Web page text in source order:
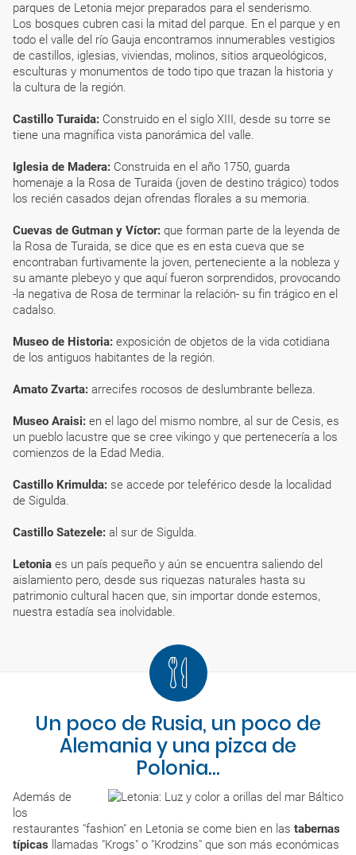
parques de Letonia mejor preparados para el senderismo.
Los bosques cubren casi la mitad del parque. En el parque y en
todo el valle del río Gauja encontramos innumerables vestigios
de castillos, iglesias, viviendas, molinos, sitios arqueológicos,
esculturas y monumentos de todo tipo que trazan la historia y
la cultura de la región.
Castillo Turaida: Construido en el siglo XIII, desde su torre se
tiene una magnífica vista panorámica del valle.
Iglesia de Madera: Construida en el año 1750, guarda
homenaje a la Rosa de Turaida (joven de destino trágico) todos
los recién casados dejan ofrendas florales a su memoria.
Cuevas de Gutman y Víctor: que forman parte de la leyenda de
la Rosa de Turaida, se dice que es en esta cueva que se
encontraban furtivamente la joven, perteneciente a la nobleza y
su amante plebeyo y que aquí fueron sorprendidos, provocando
-la negativa de Rosa de terminar la relación- su fin trágico en el
cadalso.
Museo de Historia: exposición de objetos de la vida cotidiana
de los antiguos habitantes de la región.
Amato Zvarta: arrecifes rocosos de deslumbrante belleza.
Museo Araisi: en el lago del mismo nombre, al sur de Cesis, es
un pueblo lacustre que se cree vikingo y que pertenecería a los
comienzos de la Edad Media.
Castillo Krimulda: se accede por teleférico desde la localidad
de Sigulda.
Castillo Satezele: al sur de Sigulda.
Letonia es un país pequeño y aún se encuentra saliendo del
aislamiento pero, desde sus riquezas naturales hasta su
patrimonio cultural hacen que, sin importar donde estemos,
nuestra estadía sea inolvidable.
Un poco de Rusia, un poco de
Alemania y una pizca de
Polonia...
Además de
los
restaurantes "fashion" en Letonia se come bien en las tabernas
típicas llamadas "Krogs" o "Krodzins" que son más económicas